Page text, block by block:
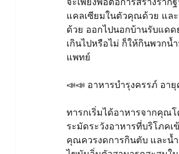
แคลเซียมในตัวคุณด้วย แล
ด้วย ออกไปนอกบ้านรับแดด
เกินไปหรือไม่ ก็ให้กินพวกน้
แพทย์
📣📣 อาหารบำรุงครรภ์ อา
ทารกเริ่มได้อาหารจากคุณ
ระมัดระวังอาหารที่บริโภค
คุณควรงดการกินตับ และน้